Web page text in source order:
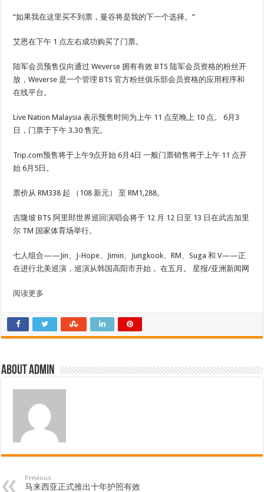
“如果我在这里买不到票，曼谷将是我的下一个选择。”
艾恩在下午 1 点左右成功购买了门票。
陆军会员预售仅向通过 Weverse 拥有有效 BTS 陆军会员资格的粉丝开
放，Weverse 是一个管理 BTS 官方粉丝俱乐部会员资格的应用程序和
在线平台。
Live Nation Malaysia 表示预售时间为上午 11 点至晚上 10 点。6月3
日 ，门票于下午 3.30 售完。
Trip.com预售将于上午9点开始6月4日 一般门票销售将于上午 11 点开
始6月5日 。
票价从 RM338 起 （108 新元） 至 RM1,288。
吉隆坡 BTS 阿里郎世界巡回演唱会将于 12 月 12 日至 13 日在武吉加里
尔 TM 国家体育场举行。
七人组合——Jin、J-Hope、Jimin、Jungkook、RM、Suga 和 V——正
在进行北美巡演，巡演从韩国高阳市开始，在五月 。星报/亚洲新闻网
阅读更多
About admin
Previous
马来西亚正式推出十年护照有效